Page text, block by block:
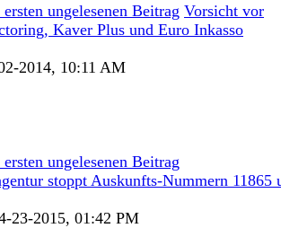
Vorsicht vor
Kaver Plus und Euro Inkasso
2014, 10:11 AM
stoppt Auskunfts-Nummern 11865
23-2015, 01:42 PM